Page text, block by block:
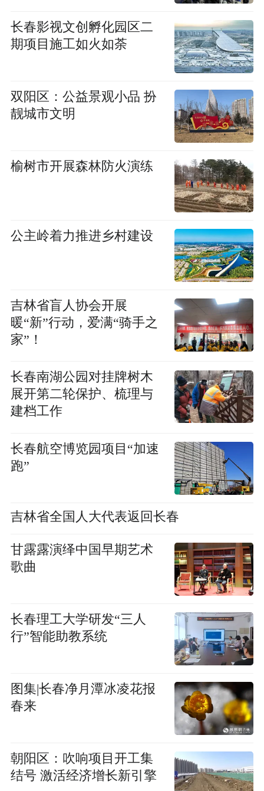
长春影视文创孵化园区二
期项目施工如火如荼
双阳区：公益景观小品 扮
靓城市文明
榆树市开展森林防火演练
公主岭着力推进乡村建设
吉林省盲人协会开展
暖“新”行动，爱满“骑手之
家”！
长春南湖公园对挂牌树木
展开第二轮保护、梳理与
建档工作
长春航空博览园项目“加速
跑”
吉林省全国人大代表返回长春
甘露露演绎中国早期艺术
歌曲
长春理工大学研发“三人
行”智能助教系统
图集|长春净月潭冰凌花报
春来
朝阳区：吹响项目开工集
结号 激活经济增长新引擎